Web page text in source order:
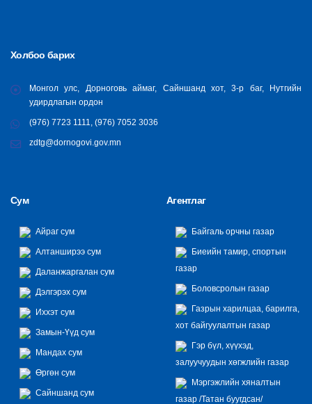
Холбоо барих
Монгол улс, Дорноговь аймаг, Сайншанд хот, 3-р баг, Нутгийн
удирдлагын ордон
(976) 7723 1111, (976) 7052 3036
zdtg@dornogovi.gov.mn
Сум
Айраг сум
Алтанширээ сум
Даланжаргалан сум
Дэлгэрэх сум
Иххэт сум
Замын-Үүд сум
Мандах сум
Өргөн сум
Сайншанд сум
Агентлаг
Байгаль орчны газар
Биеийн тамир, спортын
газар
Боловсролын газар
Газрын харилцаа, барилга,
хот байгуулалтын газар
Гэр бүл, хүүхэд,
залуучуудын хөгжлийн газар
Мэргэжлийн хяналтын
газар /Татан буугдсан/